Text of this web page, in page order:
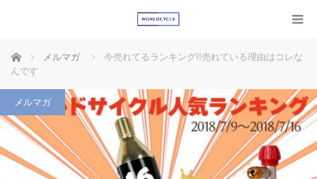
ホーム メルマガ
今売れてるランキング!!売れている理由はコレな
んです
メルマガ